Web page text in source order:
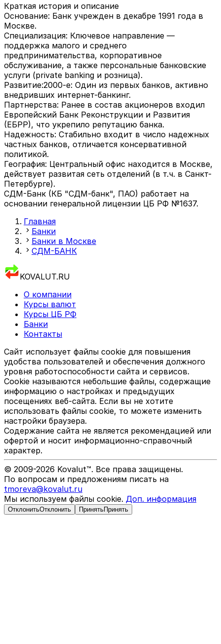
Краткая история и описание
Основание: Банк учрежден в декабре 1991 года в
Москве.
Специализация: Ключевое направление —
поддержка малого и среднего
предпринимательства, корпоративное
обслуживание, а также персональные банковские
услуги (private banking и розница).
Развитие:2000-е: Один из первых банков, активно
внедривших интернет-банкинг.
Партнерства: Ранее в состав акционеров входил
Европейский Банк Реконструкции и Развития
(ЕБРР), что укрепило репутацию банка.
Надежность: Стабильно входит в число надежных
частных банков, отличается консервативной
политикой.
География: Центральный офис находится в Москве,
действует развитая сеть отделений (в т.ч. в Санкт-
Петербурге).
СДМ-Банк (КБ "СДМ-банк", ПАО) работает на
основании генеральной лицензии ЦБ РФ №1637.
Главная
Банки
Банки в Москве
СДМ-БАНК
KOVALUT.RU
О компании
Курсы валют
Курсы ЦБ РФ
Банки
Контакты
Сайт использует файлы cookie для повышения
удобства пользователей и обеспечения должного
уровня работоспособности сайта и сервисов.
Cookie называются небольшие файлы, содержащие
информацию о настройках и предыдущих
посещениях веб-сайта. Если вы не хотите
использовать файлы cookie, то можете изменить
настройки браузера.
Содержание сайта не является рекомендацией или
офертой и носит информационно-справочный
характер.
© 2009-2026 Kovalut™. Все права защищены.
По вопросам и предложениям писать на
tmoreva@kovalut.ru
Мы используем файлы cookie. Доп. информация
ОтклонитьОтклонить ПринятьПринять